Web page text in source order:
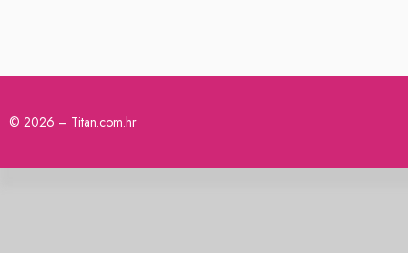
© 2026 – Titan.com.hr